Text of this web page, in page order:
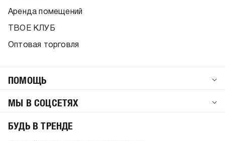
Аренда помещений
ТВОЕ КЛУБ
Оптовая торговля
ПОМОЩЬ
МЫ В СОЦСЕТЯХ
БУДЬ В ТРЕНДЕ